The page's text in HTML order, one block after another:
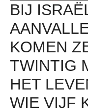
BIJ
KOMEN
TWINTIG
HET
WIE VIJF